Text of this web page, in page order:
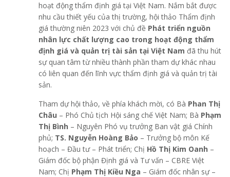
hoạt động thẩm định giá tại Việt Nam. Nắm bắt được
nhu cầu thiết yếu của thị trường, hội thảo Thẩm định
giá thường niên 2023 với chủ đề Phát triển nguồn
nhân lực chất lượng cao trong hoạt động thẩm
định giá và quản trị tài sản tại Việt Nam đã thu hút
sự quan tâm từ nhiều thành phần tham dự khác nhau
có liên quan đến lĩnh vực thẩm định giá và quản trị tài
sản.
Tham dự hội thảo, về phía khách mời, có Bà Phan Thị
Châu – Phó Chủ tịch Hội sáng chế Việt Nam; Bà Phạm
Thị Bình – Nguyên Phó vụ trưởng Ban vật giá Chính
phủ; TS. Nguyễn Hoàng Bảo – Trưởng bộ môn Kế
hoạch – Đầu tư – Phát triển; Chị Hồ Thị Kim Oanh –
Giám đốc bộ phận Định giá và Tư vấn – CBRE Việt
Nam; Chị Phạm Thị Kiều Nga – Giám đốc nhân sự –